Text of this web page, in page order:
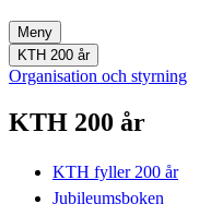
Meny
KTH 200 år
Organisation och styrning
KTH 200 år
KTH fyller 200 år
Jubileumsboken